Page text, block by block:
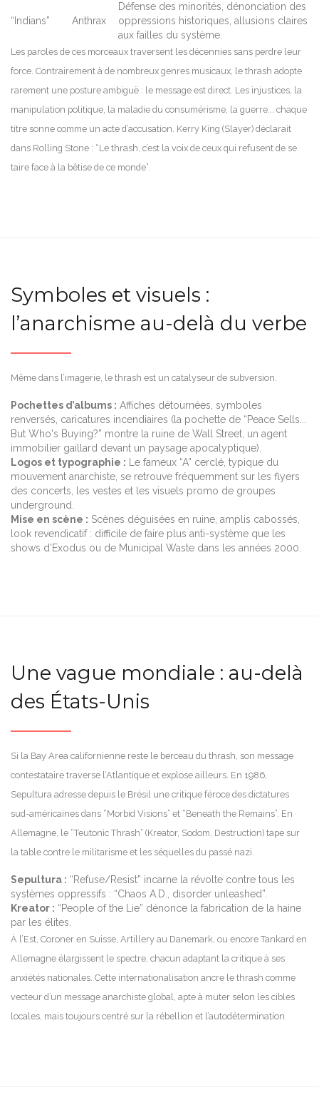
“Indians” Anthrax
Défense des minorités, dénonciation des
oppressions historiques, allusions claires
aux failles du système.
Les paroles de ces morceaux traversent les décennies sans perdre leur
force. Contrairement à de nombreux genres musicaux, le thrash adopte
rarement une posture ambiguë : le message est direct. Les injustices, la
manipulation politique, la maladie du consumérisme, la guerre... chaque
titre sonne comme un acte d’accusation. Kerry King (Slayer) déclarait
dans Rolling Stone : “Le thrash, c’est la voix de ceux qui refusent de se
taire face à la bêtise de ce monde”.
Symboles et visuels :
l’anarchisme au-delà du verbe
Même dans l’imagerie, le thrash est un catalyseur de subversion.
Pochettes d’albums : Affiches détournées, symboles
renversés, caricatures incendiaires (la pochette de “Peace Sells...
But Who's Buying?” montre la ruine de Wall Street, un agent
immobilier gaillard devant un paysage apocalyptique).
Logos et typographie : Le fameux “A” cerclé, typique du
mouvement anarchiste, se retrouve fréquemment sur les flyers
des concerts, les vestes et les visuels promo de groupes
underground.
Mise en scène : Scènes déguisées en ruine, amplis cabossés,
look revendicatif : difficile de faire plus anti-système que les
shows d’Exodus ou de Municipal Waste dans les années 2000.
Une vague mondiale : au-delà
des États-Unis
Si la Bay Area californienne reste le berceau du thrash, son message
contestataire traverse l’Atlantique et explose ailleurs. En 1986,
Sepultura adresse depuis le Brésil une critique féroce des dictatures
sud-américaines dans “Morbid Visions” et “Beneath the Remains”. En
Allemagne, le “Teutonic Thrash” (Kreator, Sodom, Destruction) tape sur
la table contre le militarisme et les séquelles du passé nazi.
Sepultura : “Refuse/Resist” incarne la révolte contre tous les
systèmes oppressifs : “Chaos A.D., disorder unleashed”.
Kreator : “People of the Lie” dénonce la fabrication de la haine
par les élites.
À l’Est, Coroner en Suisse, Artillery au Danemark, ou encore Tankard en
Allemagne élargissent le spectre, chacun adaptant la critique à ses
anxiétés nationales. Cette internationalisation ancre le thrash comme
vecteur d’un message anarchiste global, apte à muter selon les cibles
locales, mais toujours centré sur la rébellion et l’autodétermination.